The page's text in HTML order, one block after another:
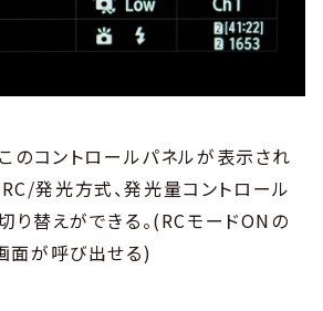
のコントロールパネルが表示され
発光方式、発光量コントロール
り替えができる。(RCモードONの
面が呼び出せる)